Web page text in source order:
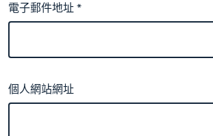
電子郵件地址*
個人網站網址